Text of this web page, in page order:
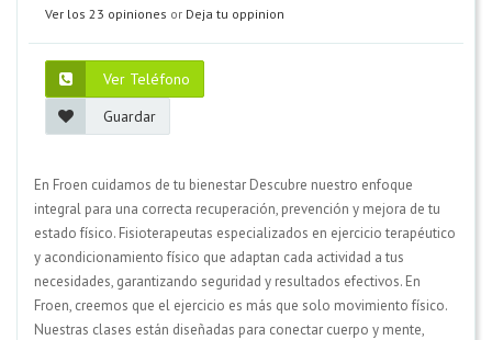
Ver los 23 opiniones or Deja tu oppinion
Ver Teléfono
Guardar
En Froen cuidamos de tu bienestar Descubre nuestro enfoque
integral para una correcta recuperación, prevención y mejora de tu
estado físico. Fisioterapeutas especializados en ejercicio terapéutico
y acondicionamiento físico que adaptan cada actividad a tus
necesidades, garantizando seguridad y resultados efectivos. En
Froen, creemos que el ejercicio es más que solo movimiento físico.
Nuestras clases están diseñadas para conectar cuerpo y mente,